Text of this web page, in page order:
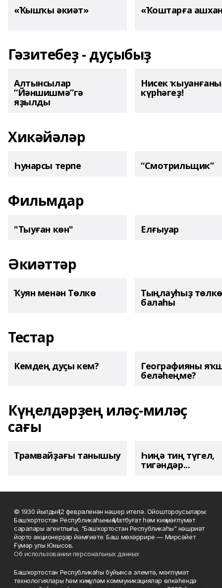
«Ҡышҡы әкиәт» «Ҡоштарға
Гәзитебеҙ - дуҫыбыҙ
Алтынсылар
“Йәншишмә”гә
яҙылды
Нисек
күрһәгеҙ!
Хикәйәләр
Һунарсы терпе “Смотрильщик”
Фильмдар
"Тыуған көн" Елғыуар
Әкиәттәр
Ҡуян менән Төлкө Тыңлауһыҙ төлкө
балаһы
Тестар
Кемдең дуҫы кем? Географияны
беләһеңме?
Күңелдәрҙең иләҫ-миләҫ
сағы
Трамвайҙағы танышыу Һиңә тиң түгел,
тигәндәр...
© 1930 йылдың 12 февраленән нәшер ителә. Ойоштороусылары:
Башҡортостан Республикаһының Матбуғат һәм киң мәғлүмәт
саралары агентлығы, "Башҡортостан Республикаһы" нәшриәт
йорто акционерҙар йәмғиәте. Баш мөхәррире — Мирсәйет
Ғүмәр улы Юнысов.
Об использовании персональных данных
Башҡортостан Республикаһы буйынса элемтә, мәғлүмәт
технологиялары һәм киңкүләм коммуникациялар өлкәһендә